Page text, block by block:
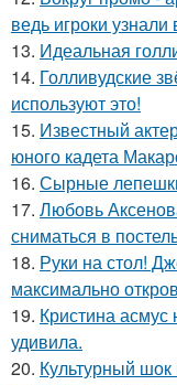
ведь игроки
13. Идеальная
14. Голливудские
используют это!
15. Известный
юного кадета
16. Сырные
17. Любовь
сниматься в
18. Руки на стол!
максимально
19. Кристина
удивила.
20. Культурный